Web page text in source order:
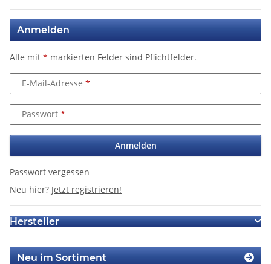
Anmelden
Alle mit * markierten Felder sind Pflichtfelder.
E-Mail-Adresse
Passwort
Anmelden
Passwort vergessen
Neu hier? Jetzt registrieren!
Hersteller
Neu im Sortiment